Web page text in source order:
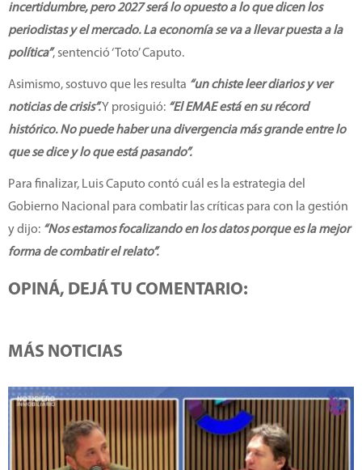
incertidumbre, pero 2027 será lo opuesto a lo que dicen los
periodistas y el mercado. La economía se va a llevar puesta a la
política”, sentenció ‘Toto’ Caputo.
Asimismo, sostuvo que les resulta “un chiste leer diarios y ver
noticias de crisis”.Y prosiguió: “El EMAE está en su récord
histórico. No puede haber una divergencia más grande entre lo
que se dice y lo que está pasando”.
Para finalizar, Luis Caputo contó cuál es la estrategia del
Gobierno Nacional para combatir las críticas para con la gestión
y dijo: “Nos estamos focalizando en los datos porque es la mejor
forma de combatir el relato”.
OPINÁ, DEJÁ TU COMENTARIO:
MÁS NOTICIAS